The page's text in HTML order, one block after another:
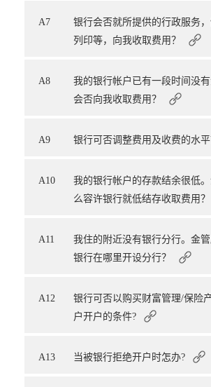
A7
银行会否就所提供的行政服务
列印等，向我收取费用？
A8
我的银行帐户已有一段时间没
会否向我收取费用？
A9 银行可否调整费用及收费的水平
A10
我的银行帐户的存款结余很低
么容许银行就低结存收取费用？
A11
我住的附近没有银行分行。金
银行在哪里开设分行？
A12
银行可否以购买财富管理/保险
户开户的条件?
A13 当被银行拒绝开户时怎办?